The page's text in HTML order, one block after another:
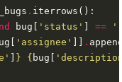
.
bug[ 'status' ] ==
'assignee'
.
} { bug[